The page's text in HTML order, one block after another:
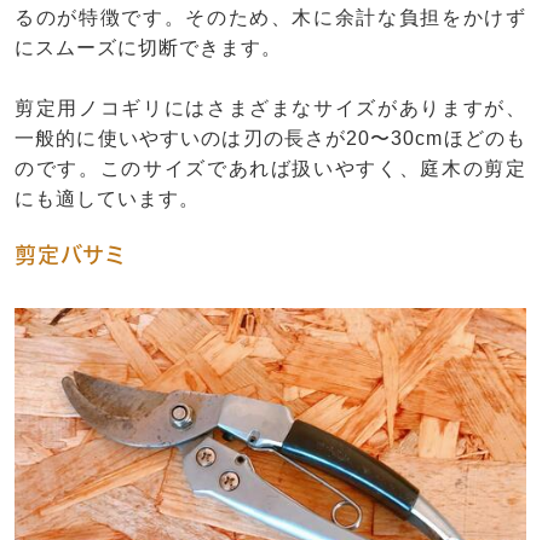
るのが特徴です。そのため、木に余計な負担をかけず
にスムーズに切断できます。
剪定用ノコギリにはさまざまなサイズがありますが、
一般的に使いやすいのは刃の長さが20〜30cmほどのも
のです。このサイズであれば扱いやすく、庭木の剪定
にも適しています。
剪定バサミ